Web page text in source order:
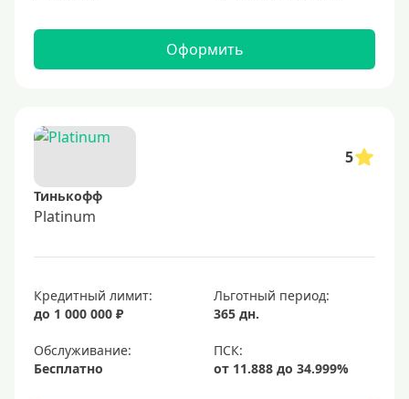
Оформить
5
Тинькофф
Platinum
Кредитный лимит:
до 1 000 000 ₽
Льготный период:
365 дн.
Обслуживание:
Бесплатно